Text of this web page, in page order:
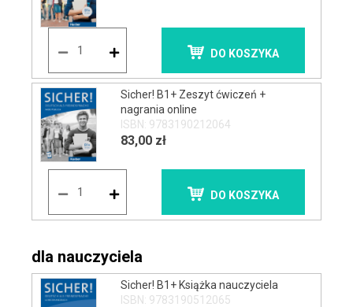
DO KOSZYKA
Sicher! B1+ Zeszyt ćwiczeń +
nagrania online
ISBN: 9783190212064
83,00 zł
DO KOSZYKA
dla nauczyciela
Sicher! B1+ Książka nauczyciela
ISBN: 9783190512065